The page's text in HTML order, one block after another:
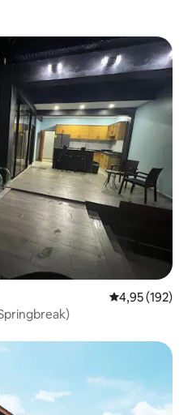
apreciados
Classificação
4,95 (192)